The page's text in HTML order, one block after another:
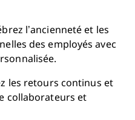
l’ancienneté et les
des employés avec
les retours continus et
collaborateurs et